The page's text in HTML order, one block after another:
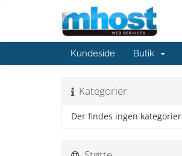
Kundeside Butik
Kategorier
Der findes ingen kategorier